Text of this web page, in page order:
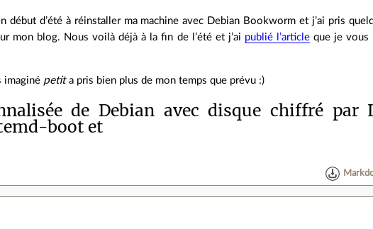
début d’été à réinstaller ma machine avec Debian Bookworm et j’ai pris
mon blog. Nous voilà déjà à la fin de l’été et j’ai publié l’article que je vous
imaginé petita pris bien plus de mon temps que prévu :)
de Debian avec disque chiffré par
boot et